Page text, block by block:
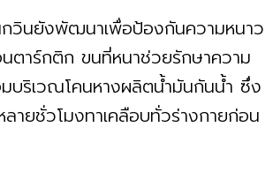
กวินยังพัฒนาเพื่อป้องกันความหนาว
ตาร์กติก ขนที่หนาช่วยรักษาความ
ริเวณโคนหางผลิตน้ำมันกันน้ำ ซึ่ง
ลายชั่วโมงทาเคลือบทั่วร่างกายก่อน